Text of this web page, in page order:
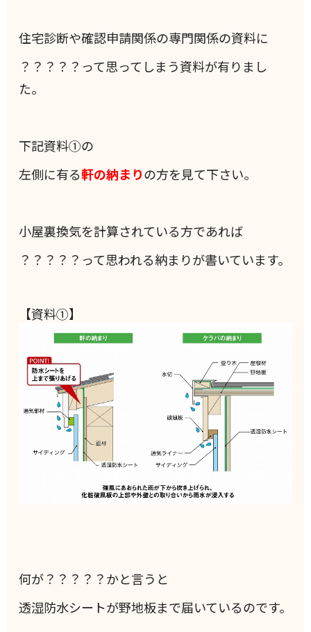
住宅診断や確認申請関係の専門関係の資料に
？？？？？って思ってしまう資料が有りまし
た。
下記資料①の
左側に有る軒の納まりの方を見て下さい。
小屋裏換気を計算されている方であれば
？？？？？って思われる納まりが書いています。
【資料①】
何が？？？？？かと言うと
透湿防水シートが野地板まで届いているのです。